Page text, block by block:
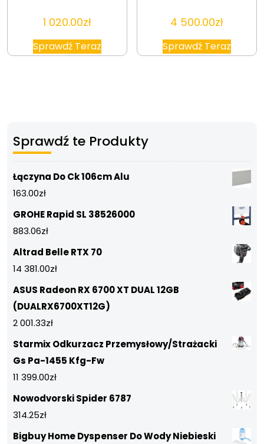
1 020.00zł
Sprawdź Teraz
4 500.00zł
Sprawdź Teraz
Sprawdź te Produkty
Łączyna Do Ck 106cm Alu
163.00zł
GROHE Rapid SL 38526000
883.06zł
Altrad Belle RTX 70
14 381.00zł
ASUS Radeon RX 6700 XT DUAL 12GB
(DUALRX6700XT12G)
2 001.33zł
Starmix Odkurzacz Przemysłowy/Strażacki
Gs Pa-1455 Kfg-Fw
11 399.00zł
Nowodvorski Spider 6787
314.25zł
Bigbuy Home Dyspenser Do Wody Niebieski